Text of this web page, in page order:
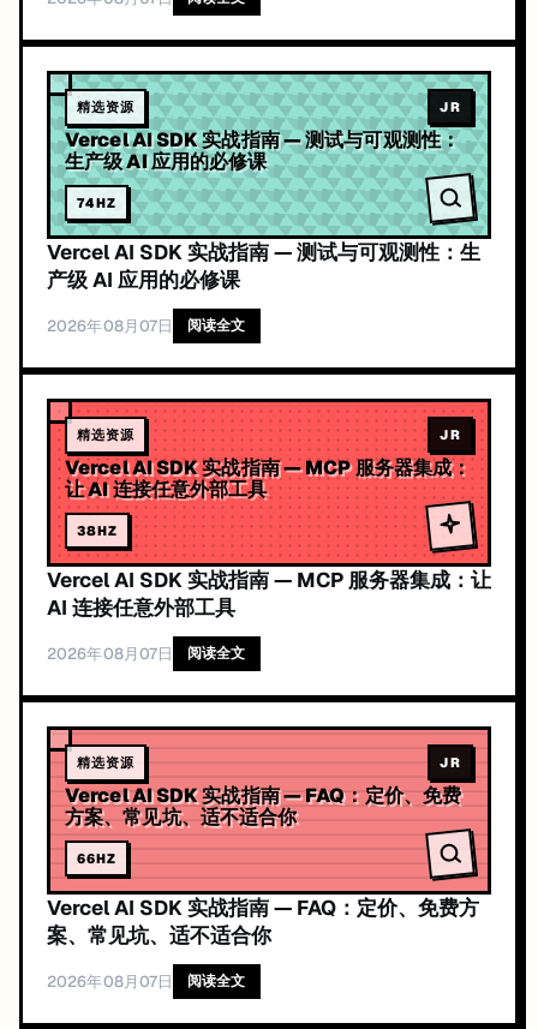
精选资源 JR
Vercel AI SDK 实战指南 — 测试与可观测性：
生产级 AI 应用的必修课
74HZ
Vercel AI SDK 实战指南 — 测试与可观测性：生
产级 AI 应用的必修课
2026年08月07日 阅读全文
精选资源 JR
Vercel AI SDK 实战指南 — MCP 服务器集成：
让 AI 连接任意外部工具
38HZ
Vercel AI SDK 实战指南 — MCP 服务器集成：让
AI 连接任意外部工具
2026年08月07日 阅读全文
精选资源 JR
Vercel AI SDK 实战指南 — FAQ：定价、免费
方案、常见坑、适不适合你
66HZ
Vercel AI SDK 实战指南 — FAQ：定价、免费方
案、常见坑、适不适合你
2026年08月07日 阅读全文